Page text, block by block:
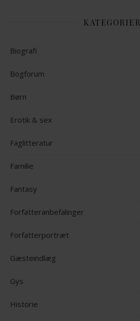
KATEGORIER
Biografi
Bogforum
Børn
Erotik & sex
Faglitteratur
Familie
Fantasy
Forfatteranbefalinger
Forfatterportræt
Gæsteindlæg
Gys
Historie